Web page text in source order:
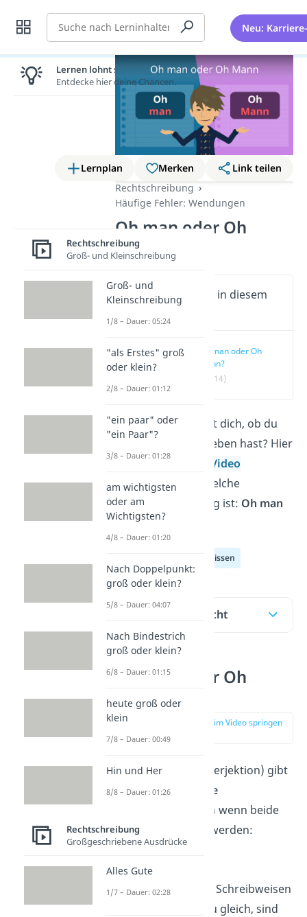
Suche Neu:
Lernplan Merken
Link teilen
Rechtschreibung
Häufige Fehler: Wendungen
Oh man oder Oh
Mann?
Wichtige Inhalte in diesem
Oh man oder Oh
Mann?
(00:14)
Oh Mann, du fragst dich, ob du
das richtig geschrieben hast? Hier
im Beitrag und im
Video
erklären wir dir, welche
Schreibweise richtig ist: Oh man
oderOh Mann
Deutsch Allgemeinwissen
Inhaltsübersicht
Oh man oder Oh
Mann?
zur Stelle im Video springen
Für den Ausruf (Interjektion) gibt
es nureine richtige
, auch wenn beide
häufig verwendet werden:
Andere verbreitete Schreibweisen
klingen zwar genau gleich, sind
Lernen lohnt sich!
Entdecke hier deine Chancen.
Rechtschreibung
Groß- und Kleinschreibung
Groß- und
Kleinschreibung
1/8 – Dauer: 05:24
"als Erstes" groß
oder klein?
2/8 – Dauer: 01:12
"ein paar" oder
"ein Paar"?
3/8 – Dauer: 01:28
am wichtigsten
oder am
Wichtigsten?
4/8 – Dauer: 01:20
Nach Doppelpunkt:
groß oder klein?
5/8 – Dauer: 04:07
Nach Bindestrich
groß oder klein?
6/8 – Dauer: 01:15
heute groß oder
klein
7/8 – Dauer: 00:49
Hin und Her
8/8 – Dauer: 01:26
Rechtschreibung
Großgeschriebene Ausdrücke
Alles Gute
1/7 – Dauer: 02:28